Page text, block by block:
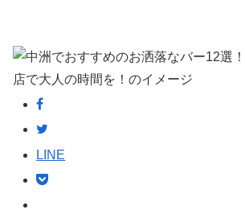
LINE